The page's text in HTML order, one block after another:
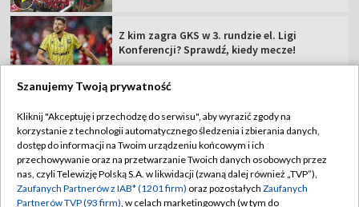
Z kim zagra GKS w 3. rundzie el. Ligi
Konferencji? Sprawdź, kiedy mecze!
TVP
Abonament TVP
Sklep TVP
Regulamin TVP
Polityka prywatności
Szanujemy Twoją prywatność
Kliknij "Akceptuję i przechodzę do serwisu", aby wyrazić zgody na
korzystanie z technologii automatycznego śledzenia i zbierania danych,
dostęp do informacji na Twoim urządzeniu końcowym i ich
przechowywanie oraz na przetwarzanie Twoich danych osobowych przez
nas, czyli Telewizję Polską S.A. w likwidacji (zwaną dalej również „TVP”),
Zaufanych Partnerów z IAB* (1201 firm) oraz pozostałych Zaufanych
Partnerów TVP (93 firm), w celach marketingowych (w tym do